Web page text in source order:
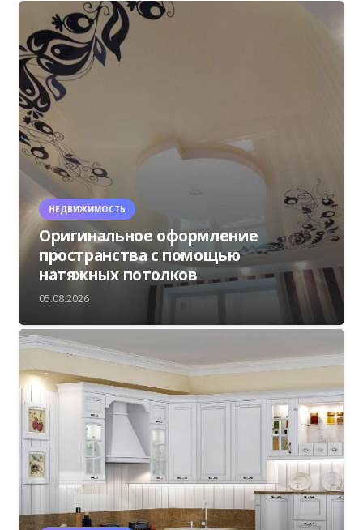
НЕДВИЖИМОСТЬ
Оригинальное оформление
пространства с помощью
натяжных потолков
05.08.2026